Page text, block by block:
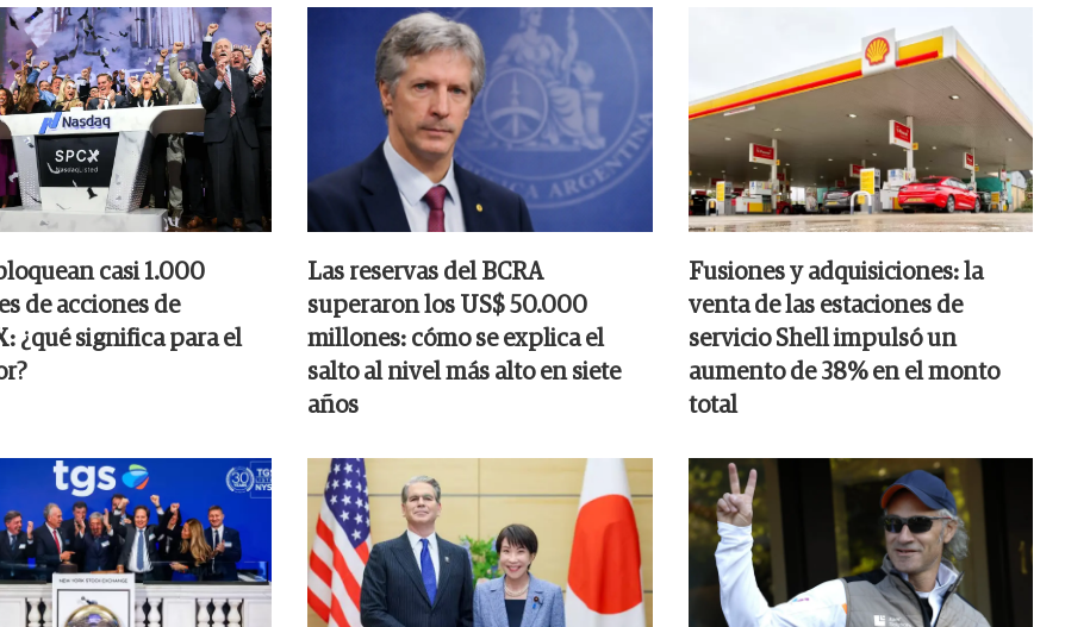
casi 1.000
de acciones de
¿qué significa para el
Las reservas del BCRA
superaron los US$ 50.000
millones: cómo se explica el
salto al nivel más alto en siete
años
Fusiones y adquisiciones: la
venta de las estaciones de
servicio Shell impulsó un
aumento de 38% en el monto
total